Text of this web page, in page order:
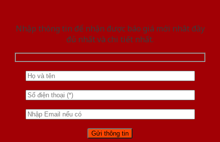
Nhập thông tin để nhận được báo giá mới nhât đầy
đủ nhất và chi tiết nhất.